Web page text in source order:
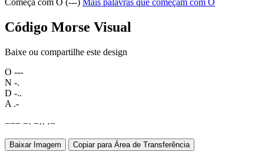
Começa com O (---) Mais palavras que começam com O
Código Morse Visual
Baixe ou compartilhe este design
O ---
N -.
D -..
A .-
−−− −· −·· ·−
Baixar Imagem Copiar para Área de Transferência